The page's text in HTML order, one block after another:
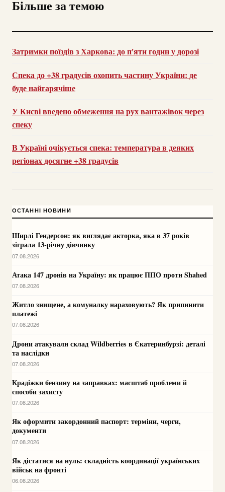
Більше за темою
Затримки поїздів з Харкова: до п'яти годин у дорозі
Спека до +38 градусів охопить частину України: де
буде найгарячіше
У Києві введено обмеження на рух вантажівок через
спеку
В Україні очікується спека: температура в деяких
регіонах досягне +38 градусів
ОСТАННІ НОВИНИ
Ширлі Гендерсон: як виглядає акторка, яка в 37 років
зіграла 13-річну дівчинку
07.08.2026
Атака 147 дронів на Україну: як працює ППО проти Shahed
07.08.2026
Житло знищене, а комуналку нараховують? Як припинити
платежі
07.08.2026
Дрони атакували склад Wildberries в Єкатеринбурзі: деталі
та наслідки
07.08.2026
Крадіжки бензину на заправках: масштаб проблеми й
способи захисту
07.08.2026
Як оформити закордонний паспорт: терміни, черги,
документи
07.08.2026
Як дістатися на нуль: складність координації українських
військ на фронті
06.08.2026